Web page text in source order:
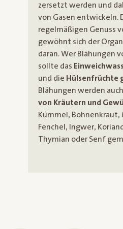
zersetzt werden und
von Gasen entwickeln.
regelmäßigen Genuss
gewöhnt sich der
daran. Wer Blähungen
sollte das
und die Hülsenfrüchte
Blähungen werden
von Kräutern und
Kümmel, Bohnenkraut,
Fenchel, Ingwer,
Thymian oder Senf